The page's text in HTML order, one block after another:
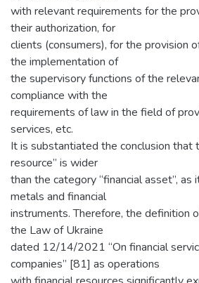
with relevant requirements for the
their authorization, for
clients (consumers), for the provision
the implementation of
the supervisory functions of the
compliance with the
requirements of law in the field of
services, etc.
It is substantiated the conclusion that
resource” is wider
than the category “financial asset”, as
metals and financial
instruments. Therefore, the definition
the Law of Ukraine
dated 12/14/2021 “On financial
companies” [81] as operations